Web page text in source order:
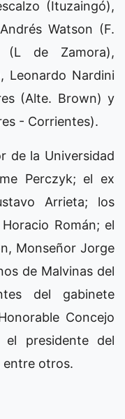
(Ituzaingó),
Watson (F.
(L de Zamora),
Leonardo Nardini
(Alte. Brown) y
- Corrientes).
de la Universidad
Perczyk; el ex
Arrieta; los
Román; el
Monseñor Jorge
de Malvinas del
del gabinete
Concejo
el presidente del
entre otros.